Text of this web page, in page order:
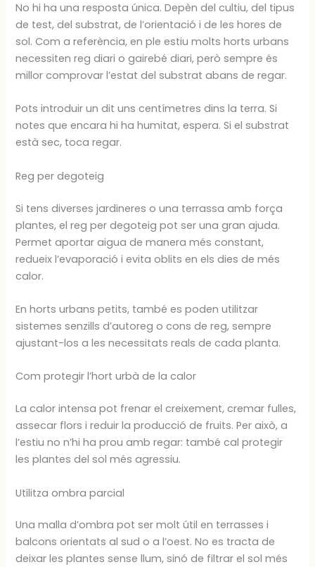
No hi ha una resposta única. Depèn del cultiu, del tipus
de test, del substrat, de l’orientació i de les hores de
sol. Com a referència, en ple estiu molts horts urbans
necessiten reg diari o gairebé diari, però sempre és
millor comprovar l’estat del substrat abans de regar.
Pots introduir un dit uns centímetres dins la terra. Si
notes que encara hi ha humitat, espera. Si el substrat
està sec, toca regar.
Reg per degoteig
Si tens diverses jardineres o una terrassa amb força
plantes, el reg per degoteig pot ser una gran ajuda.
Permet aportar aigua de manera més constant,
redueix l’evaporació i evita oblits en els dies de més
calor.
En horts urbans petits, també es poden utilitzar
sistemes senzills d’autoreg o cons de reg, sempre
ajustant-los a les necessitats reals de cada planta.
Com protegir l’hort urbà de la calor
La calor intensa pot frenar el creixement, cremar fulles,
assecar flors i reduir la producció de fruits. Per això, a
l’estiu no n’hi ha prou amb regar: també cal protegir
les plantes del sol més agressiu.
Utilitza ombra parcial
Una malla d’ombra pot ser molt útil en terrasses i
balcons orientats al sud o a l’oest. No es tracta de
deixar les plantes sense llum, sinó de filtrar el sol més